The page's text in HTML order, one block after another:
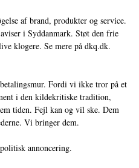
af brand, produkter og service.
i Syddanmark. Støt den frie
klogere. Se mere på dkq.dk.
Fordi vi ikke tror på et
i den kildekritiske tradition,
tiden. Fejl kan og vil ske. Dem
Vi bringer dem.
annoncering.